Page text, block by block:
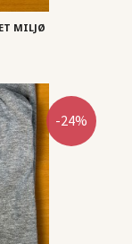
MILJØ
-24%